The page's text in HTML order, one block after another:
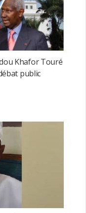
Khafor Touré
public